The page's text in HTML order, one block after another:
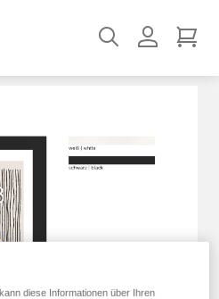
Suchen
diese Informationen über Ihren